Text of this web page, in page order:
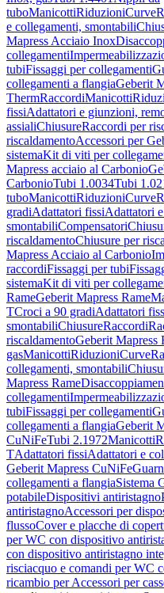
tuboManicottiRiduzioniCurve
e collegamenti, smontabili
Mapress Acciaio Inox
collegamenti
tubiFissaggi per collegamenti
collegamenti a flangiaGeberit
ThermRaccordiManicotti
fissiAdattatori e giunzioni,
assialiChiusureRaccordi per
riscaldamentoAccessori per
sistemaKit di viti per
Mapress acciaio al Carbonio
CarbonioTubi 1.0034Tubi
tuboManicottiRiduzioniCurve
gradiAdattatori fissiAdattatori
smontabiliCompensatori
riscaldamentoChiusure per
Mapress Acciaio al Carbonio
raccordiFissaggi per tubi
sistemaKit di viti per
RameGeberit Mapress Rame
TCroci a 90 gradiAdattatori
smontabiliChiusureRaccordi
riscaldamentoGeberit Mapress
gasManicottiRiduzioniCurve
collegamenti, smontabili
Mapress Rame
collegamenti
tubiFissaggi per collegamenti
collegamenti a flangiaGeberit
CuNiFeTubi 2.1972Manicotti
TAdattatori fissiAdattatori e
Geberit Mapress CuNiFe
collegamenti a flangiaSistema
potabileDispositivi antiristagno
antiristagnoAccessori per
flussoCover e placche di
per WC con dispositivo
con dispositivo antiristagno
risciacquo e comandi per WC
ricambio per Accessori per